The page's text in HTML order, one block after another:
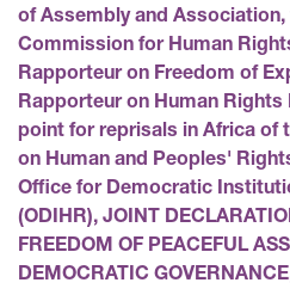
of Assembly and
Commission for Human
Rapporteur on Freedom of
Rapporteur on Human Rights
point for reprisals in Africa of
on Human and Peoples'
Office for Democratic
(ODIHR), JOINT
FREEDOM OF PEACEFUL
DEMOCRATIC